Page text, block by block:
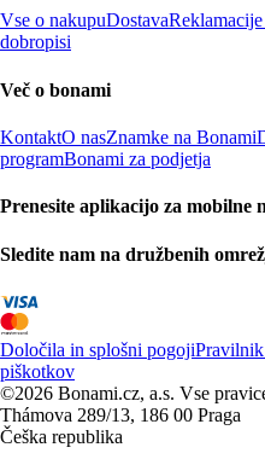
Vse o nakupuDostava
dobropisi
Več o bonami
KontaktO nasZnamke na Bonami
programBonami za podjetja
Prenesite aplikacijo za mobilne
Sledite nam na družbenih
Določila in splošni pogojiPravilnik
piškotkov
©2026 Bonami.cz, a.s. Vse
Thámova 289/13, 186 00 Praga
Češka republika